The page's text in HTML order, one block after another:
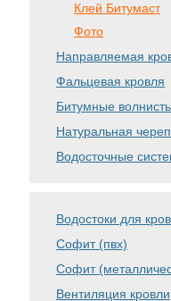
Клей Битумаст
Фото
Направляемая
Фальцевая кровля
Битумные
Натуральная
Водосточные
Водостоки для
Софит (пвх)
Софит
Вентиляция кровли